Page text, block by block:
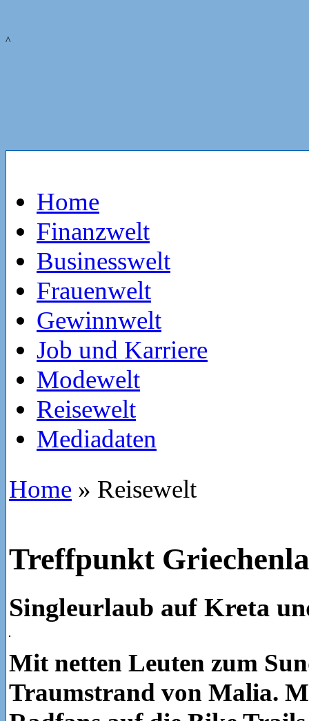
^
Home
Finanzwelt
Businesswelt
Frauenwelt
Gewinnwelt
Job und Karriere
Modewelt
Reisewelt
Mediadaten
Home » Reisewelt
Treffpunkt
Singleurlaub auf Kreta
Mit netten Leuten zum
Traumstrand von Malia.